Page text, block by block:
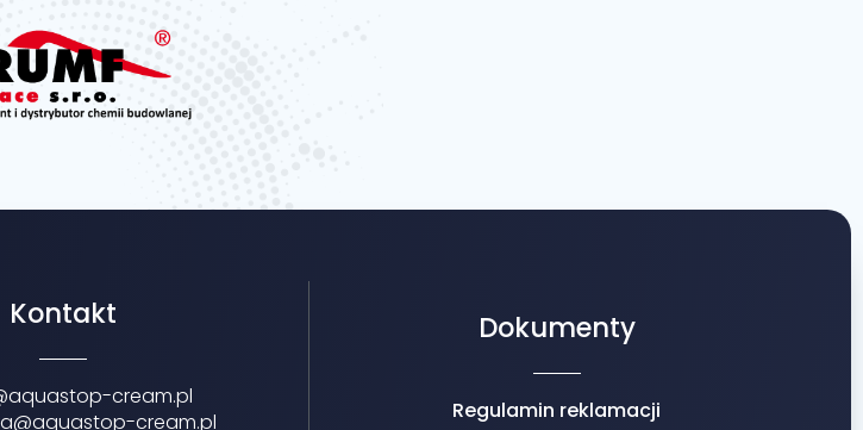
Kontakt
cream.pl
cream.pl
Dokumenty
Regulamin reklamacji